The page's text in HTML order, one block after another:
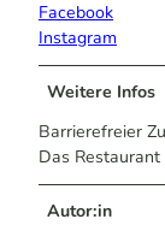
Facebook
Instagram
Weitere Infos
Barrierefreier
Das
Autor:in